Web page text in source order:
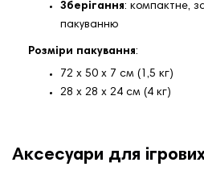
Зберігання: компактне,
пакуванню
Розміри пакування:
72 х 50 х 7 см (1,5 кг)
28 х 28 х 24 см (4 кг)
Аксесуари для